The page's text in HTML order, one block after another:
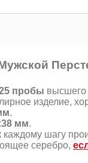
пробы высшего
изделие,
.
мм.
шагу
серебро,